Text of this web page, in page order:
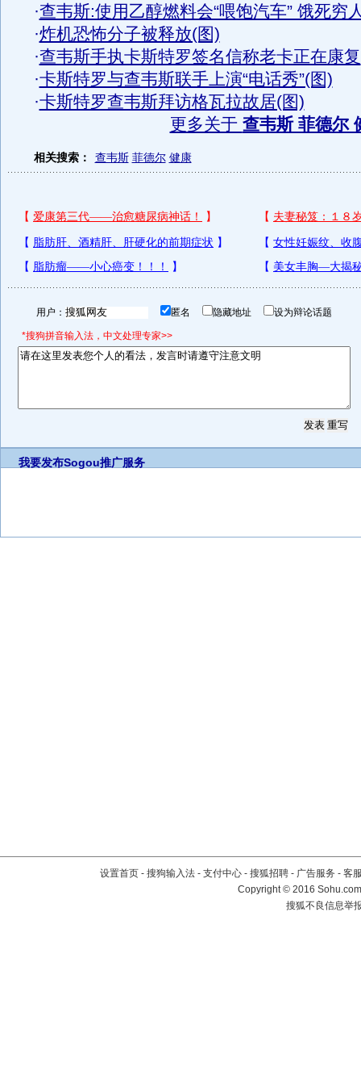
·查韦斯:使用乙醇燃料会“喂饱汽车” 饿死穷
·炸机恐怖分子被释放(图)
·查韦斯手执卡斯特罗签名信称老卡正在康复
·卡斯特罗与查韦斯联手上演“电话秀”(图)
·卡斯特罗查韦斯拜访格瓦拉故居(图)
更多关于 查韦斯 菲德尔
相关搜索： 查韦斯 菲德尔 健康
用户： 匿名 隐藏地址 设为辩论话题
*搜狗拼音输入法，中文处理专家>>
我要发布Sogou推广服务
设置首页 - 搜狗输入法 - 支付中心 - 搜狐招聘 - 广告服务 - 客
Copyright©2016
搜狐不良信息举